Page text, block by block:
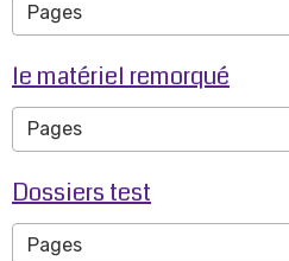
le matériel remorqué
Dossiers test